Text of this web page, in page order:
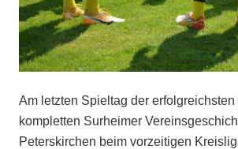
Am letzten Spieltag der
kompletten Surheimer
Peterskirchen beim vorzeitigen